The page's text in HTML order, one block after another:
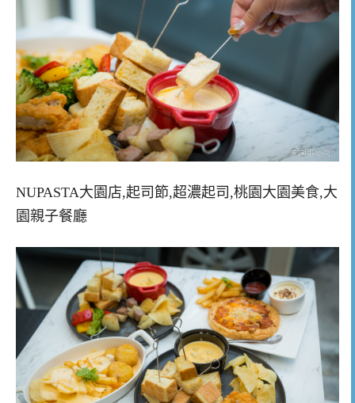
NUPASTA大園店,起司節,超濃起司,桃園大園美食,大
園親子餐廳